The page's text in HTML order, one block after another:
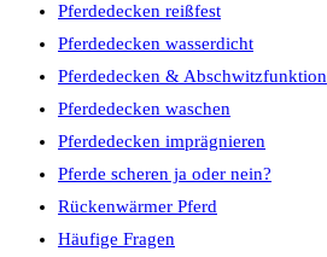
Pferdedecken reißfest
Pferdedecken wasserdicht
Pferdedecken & Abschwitzfunktion
Pferdedecken waschen
Pferdedecken imprägnieren
Pferde scheren ja oder nein?
Rückenwärmer Pferd
Häufige Fragen